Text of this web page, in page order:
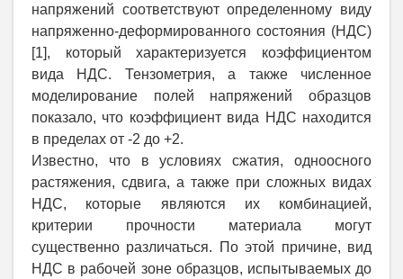
напряжений соответствуют определенному виду
напряженно-деформированного состояния (НДС)
[1], который характеризуется коэффициентом
вида НДС. Тензометрия, а также численное
моделирование полей напряжений образцов
показало, что коэффициент вида НДС находится
в пределах от -2 до +2.
Известно, что в условиях сжатия, одноосного
растяжения, сдвига, а также при сложных видах
НДС, которые являются их комбинацией,
критерии прочности материала могут
существенно различаться. По этой причине, вид
НДС в рабочей зоне образцов, испытываемых до